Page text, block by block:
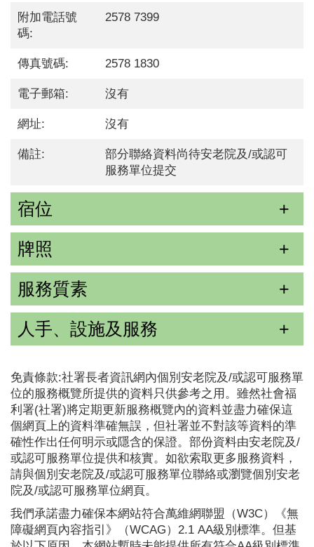
附加電話號
碼:
2578 7399
傳真號碼: 2578 1830
電子郵箱: 沒有
網址: 沒有
備註:
部分聯絡資料尚待安老院及/或認可
服務單位提交
宿位
牌照
服務質素
人手、設施及服務
免責條款:社署長者資訊網內個別安老院及/或認可服務單
位的服務概覽所提供的資料只供參考之用。雖然社會福
利署(社署)將定期更新服務概覽內的資料並盡力確保這
個網頁上的資料準確無誤，但社署並不對該等資料的準
確性作出任何明示或隱含的保證。部份資料由安老院及/
或認可服務單位提供和核實。如欲索取更多服務資料，
請與個別安老院及/或認可服務單位聯絡或瀏覽個別安老
院及/或認可服務單位網頁。
我們承諾盡力確保本網站符合萬維網聯盟（W3C）《無
障礙網頁內容指引》（WCAG）2.1 AA級別標準。但基